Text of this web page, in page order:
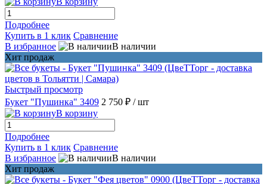
Подробнее
Купить в 1 клик Сравнение
В избранное
В наличии
Хит продаж
Быстрый просмотр
Букет "Пушинка" 3409 2 750 ₽ / шт
В корзину
Подробнее
Купить в 1 клик Сравнение
В избранное
В наличии
Хит продаж